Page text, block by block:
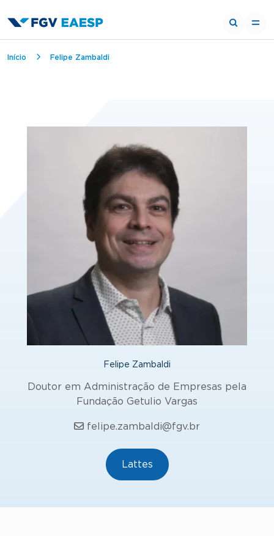
Trilha de navegação
Início Felipe Zambaldi
Felipe Zambaldi
Doutor em Administração de Empresas pela
Fundação Getulio Vargas
felipe.zambaldi@fgv.br
Lattes